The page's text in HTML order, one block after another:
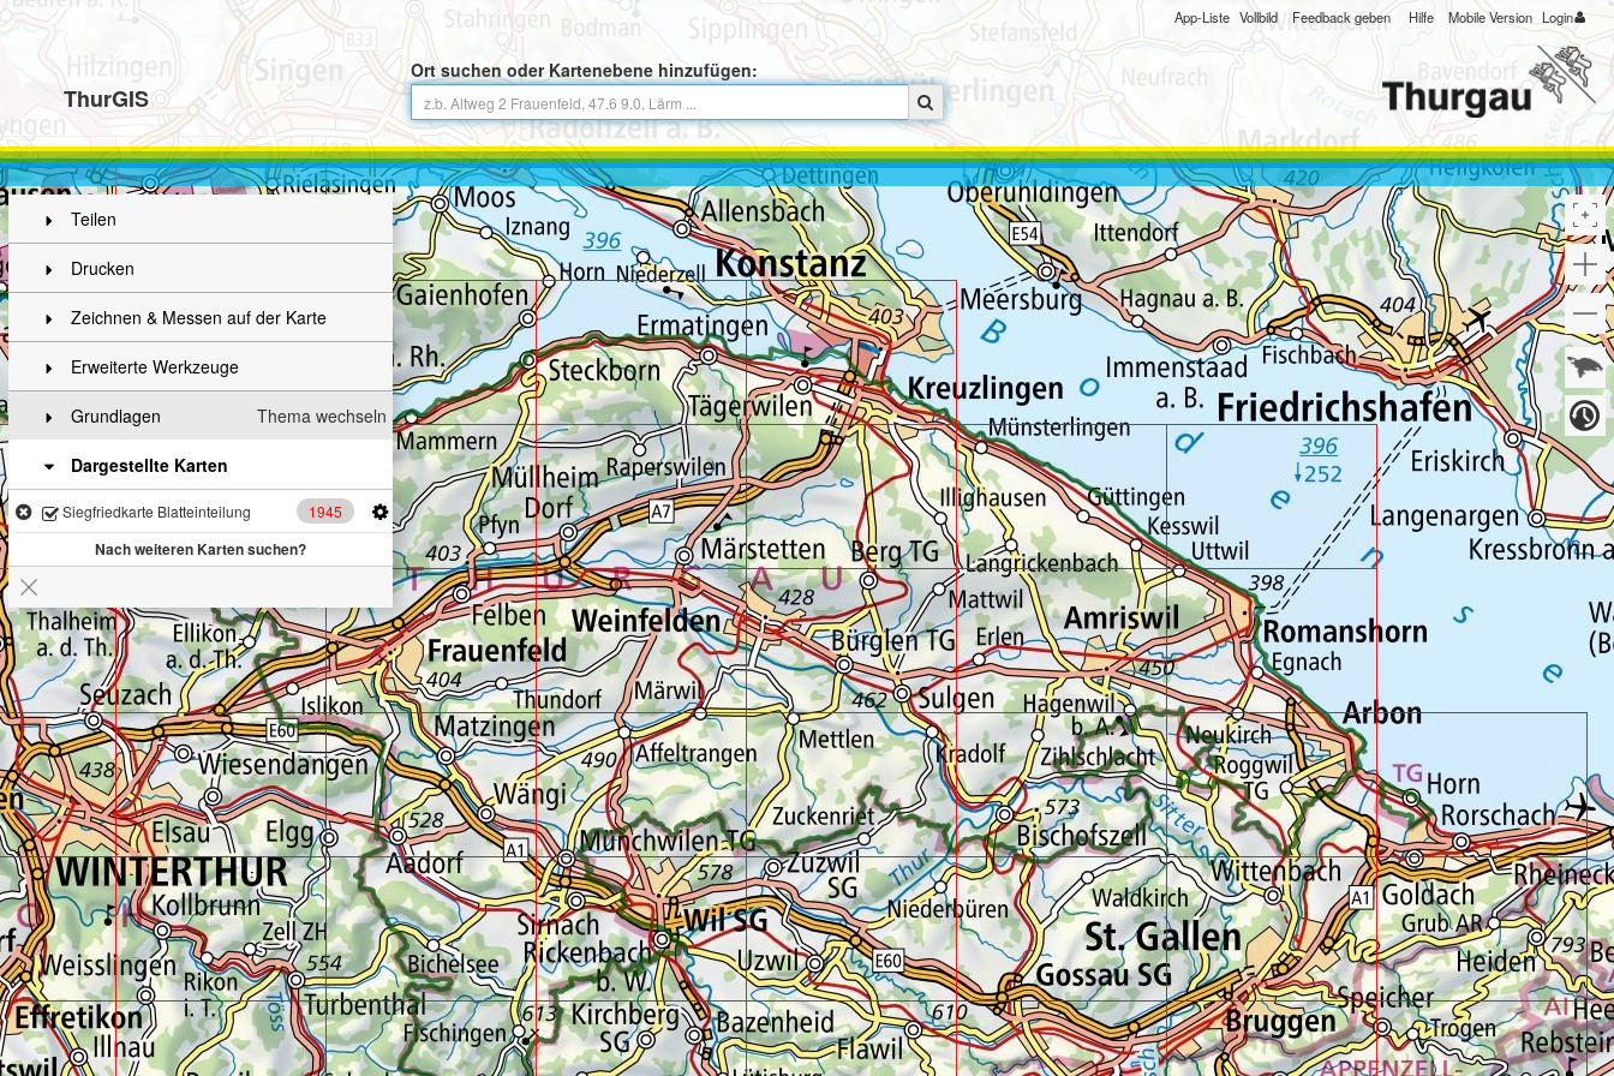
ThurGIS
Ort suchen oder Kartenebene hinzufügen:
App-Liste Vollbild Feedback geben Hilfe Mobile Version Login
Teilen
Drucken
Zeichnen & Messen auf der Karte
Erweiterte Werkzeuge
Thema wechseln
Grundlagen
Dargestellte Karten
Siegfriedkarte Blatteinteilung 1945
Nach weiteren Karten suchen?